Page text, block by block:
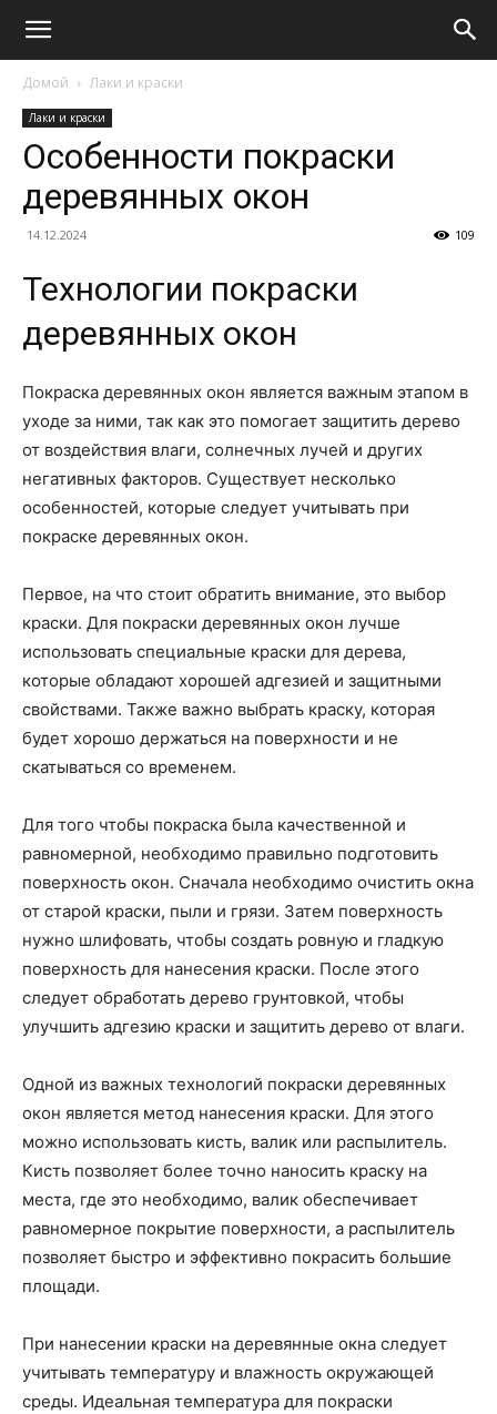
Домой Лаки и краски
Лаки и краски
Особенности покраски
деревянных окон
14.12.2024 109
Технологии покраски
деревянных окон
Покраска деревянных окон является важным этапом в
уходе за ними, так как это помогает защитить дерево
от воздействия влаги, солнечных лучей и других
негативных факторов. Существует несколько
особенностей, которые следует учитывать при
покраске деревянных окон.
Первое, на что стоит обратить внимание, это выбор
краски. Для покраски деревянных окон лучше
использовать специальные краски для дерева,
которые обладают хорошей адгезией и защитными
свойствами. Также важно выбрать краску, которая
будет хорошо держаться на поверхности и не
скатываться со временем.
Для того чтобы покраска была качественной и
равномерной, необходимо правильно подготовить
поверхность окон. Сначала необходимо очистить окна
от старой краски, пыли и грязи. Затем поверхность
нужно шлифовать, чтобы создать ровную и гладкую
поверхность для нанесения краски. После этого
следует обработать дерево грунтовкой, чтобы
улучшить адгезию краски и защитить дерево от влаги.
Одной из важных технологий покраски деревянных
окон является метод нанесения краски. Для этого
можно использовать кисть, валик или распылитель.
Кисть позволяет более точно наносить краску на
места, где это необходимо, валик обеспечивает
равномерное покрытие поверхности, а распылитель
позволяет быстро и эффективно покрасить большие
площади.
При нанесении краски на деревянные окна следует
учитывать температуру и влажность окружающей
среды. Идеальная температура для покраски